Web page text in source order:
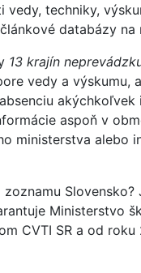
vedy, techniky,
databázy na
13 krajín
vedy a výskumu,
aspoň v
ministerstva alebo
Slovensko?
Ministerstvo
CVTI SR a od